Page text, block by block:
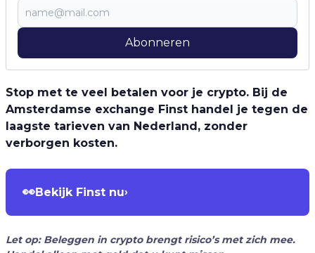
Abonneren
Stop met te veel betalen voor je crypto. Bij de
Amsterdamse exchange Finst handel je tegen de
laagste tarieven van Nederland, zonder
verborgen kosten.
👀Bekijk Finst nu›
Let op: Beleggen in crypto brengt risico’s met zich mee.